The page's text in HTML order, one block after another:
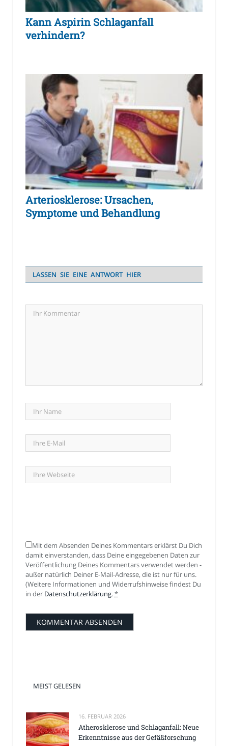
Kann Aspirin Schlaganfall
verhindern?
Arteriosklerose: Ursachen,
Symptome und Behandlung
LASSEN SIE EINE ANTWORT HIER
Mit dem Absenden Deines Kommentars erklärst Du Dich
damit einverstanden, dass Deine eingegebenen Daten zur
Veröffentlichung Deines Kommentars verwendet werden -
außer natürlich Deiner E-Mail-Adresse, die ist nur für uns.
(Weitere Informationen und Widerrufshinweise findest Du
in der Datenschutzerklärung.*
MEIST GELESEN
16. FEBRUAR 2026
Atherosklerose und Schlaganfall: Neue
Erkenntnisse aus der Gefäßforschung